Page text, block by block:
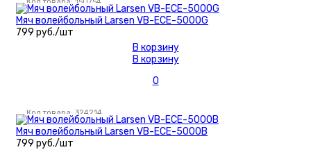
Код товара: 150754
Мяч волейбольный Larsen VB-ECE-5000G
799 руб./шт
В корзину
В корзину
0
Код товара: 324214
Мяч волейбольный Larsen VB-ECE-5000B
799 руб./шт